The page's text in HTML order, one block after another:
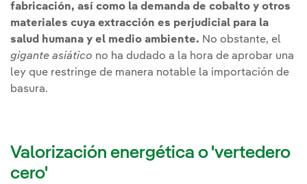
fabricación, así como la demanda de cobalto y otros
materiales cuya extracción es perjudicial para la
salud humana y el medio ambiente. No obstante, el
gigante asiático no ha dudado a la hora de aprobar una
ley que restringe de manera notable la importación de
basura.
Valorización energética o 'vertedero
cero'